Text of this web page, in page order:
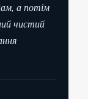
а потім
чистий